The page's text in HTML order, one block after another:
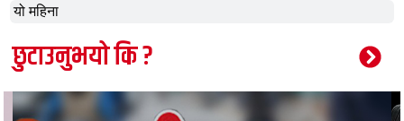
यो महिना
छुटाउनुभयो कि ?